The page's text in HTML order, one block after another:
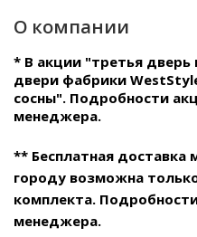
О компании
* В акции "третья дверь
двери фабрики
сосны". Подробности
менеджера.
** Бесплатная
городу возможна
комплекта.
менеджера.